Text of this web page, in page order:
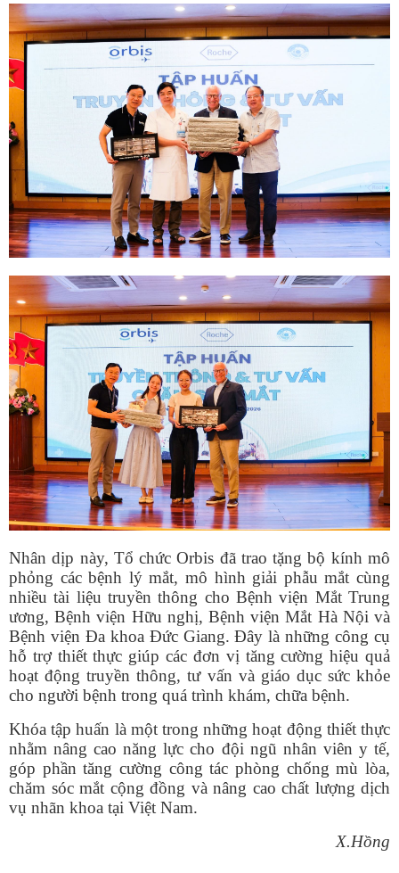
Nhân dịp này, Tổ chức Orbis đã trao tặng bộ kính mô
phỏng các bệnh lý mắt, mô hình giải phẫu mắt cùng
nhiều tài liệu truyền thông cho Bệnh viện Mắt Trung
ương, Bệnh viện Hữu nghị, Bệnh viện Mắt Hà Nội và
Bệnh viện Đa khoa Đức Giang. Đây là những công cụ
hỗ trợ thiết thực giúp các đơn vị tăng cường hiệu quả
hoạt động truyền thông, tư vấn và giáo dục sức khỏe
cho người bệnh trong quá trình khám, chữa bệnh.
Khóa tập huấn là một trong những hoạt động thiết thực
nhằm nâng cao năng lực cho đội ngũ nhân viên y tế,
góp phần tăng cường công tác phòng chống mù lòa,
chăm sóc mắt cộng đồng và nâng cao chất lượng dịch
vụ nhãn khoa tại Việt Nam.
X.Hồng